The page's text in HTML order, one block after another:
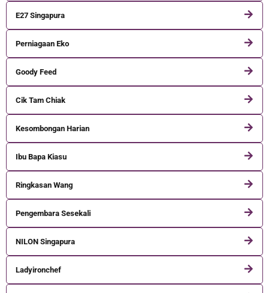
E27 Singapura
Perniagaan Eko
Goody Feed
Cik Tam Chiak
Kesombongan Harian
Ibu Bapa Kiasu
Ringkasan Wang
Pengembara Sesekali
NILON Singapura
Ladyironchef